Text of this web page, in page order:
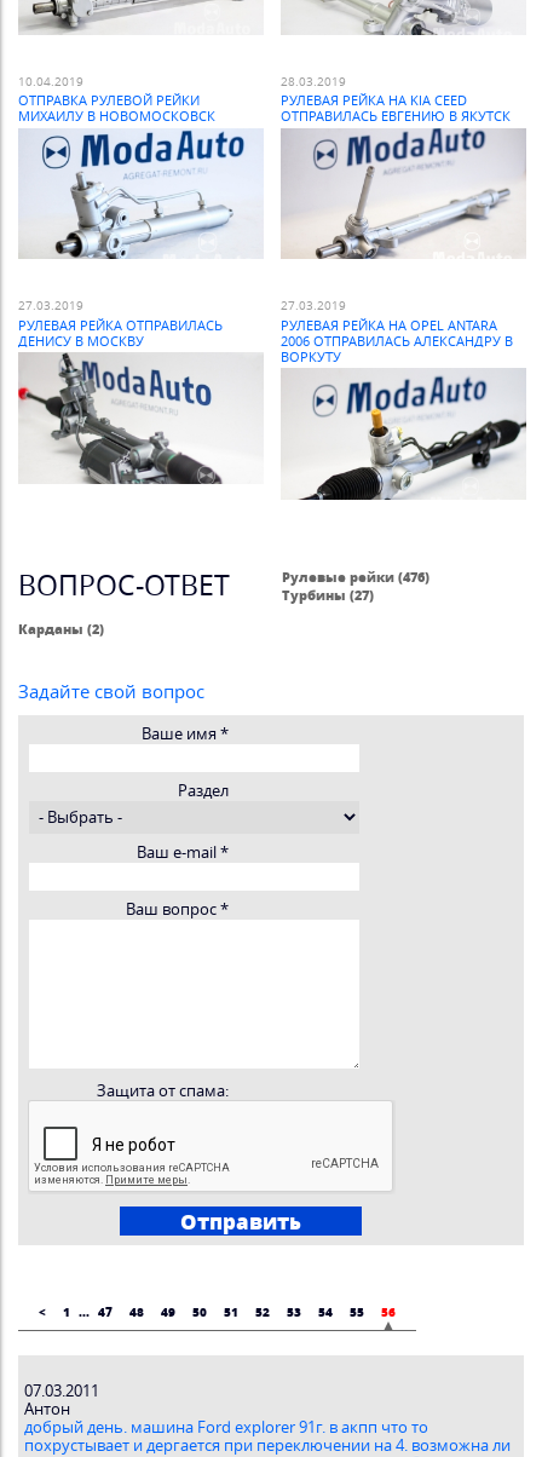
10.04.2019
ОТПРАВКА РУЛЕВОЙ РЕЙКИ
МИХАИЛУ В НОВОМОСКОВСК
28.03.2019
РУЛЕВАЯ РЕЙКА НА KIA CEED
ОТПРАВИЛАСЬ ЕВГЕНИЮ В ЯКУТСК
27.03.2019
РУЛЕВАЯ РЕЙКА ОТПРАВИЛАСЬ
ДЕНИСУ В МОСКВУ
27.03.2019
РУЛЕВАЯ РЕЙКА НА OPEL ANTARA
2006 ОТПРАВИЛАСЬ АЛЕКСАНДРУ В
ВОРКУТУ
ВОПРОС-ОТВЕТ
Рулевые рейки (476)
Турбины (27)
Карданы (2)
Задайте свой вопрос
Ваше имя *
Раздел
Ваш e-mail*
Ваш вопрос*
Защита от спама:
< 1 ... 47 48 49 50 51 52 53 54 55 56
07.03.2011
Антон
добрый день. машина Ford explorer 91г. в акпп что то
похрустывает и дергается при переключении на 4. возможна ли